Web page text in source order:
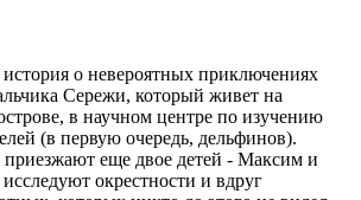
о невероятных приключениях
Сережи, который живет на
в научном центре по изучению
(в первую очередь, дельфинов).
еще двое детей - Максим и
окрестности и вдруг